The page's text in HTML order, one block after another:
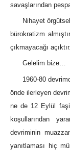
savaşlarından
Nihayet
bürokratizm
çıkmayacağı açıktır.
Gelelim bize…
1960-80
önde ilerleyen
ne de 12 Eylül
koşullarından
devriminin
yanıtlaması hiç